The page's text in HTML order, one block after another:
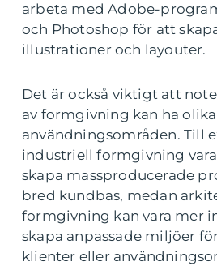
arbeta med Adobe-
och Photoshop för att
illustrationer och layouter.
Det är också viktigt att
av formgivning kan ha
användningsområden. Till
industriell formgivning
skapa massproducerade
bred kundbas, medan
formgivning kan vara mer
skapa anpassade miljöer
klienter eller